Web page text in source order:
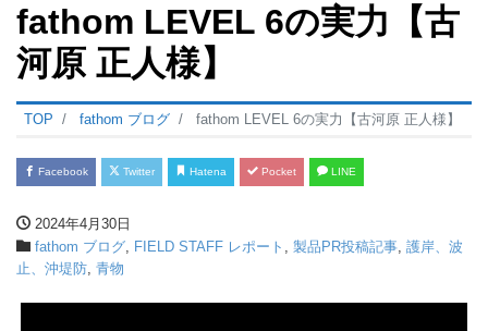
fathom LEVEL 6の実力【古
河原 正人様】
TOP fathom ブログ fathom LEVEL 6の実力【古河原 正人様】
Facebook Twitter Hatena Pocket LINE
2024年4月30日
fathom ブログ FIELD STAFF レポート 製品PR投稿記事 護岸、波
止、沖堤防 青物